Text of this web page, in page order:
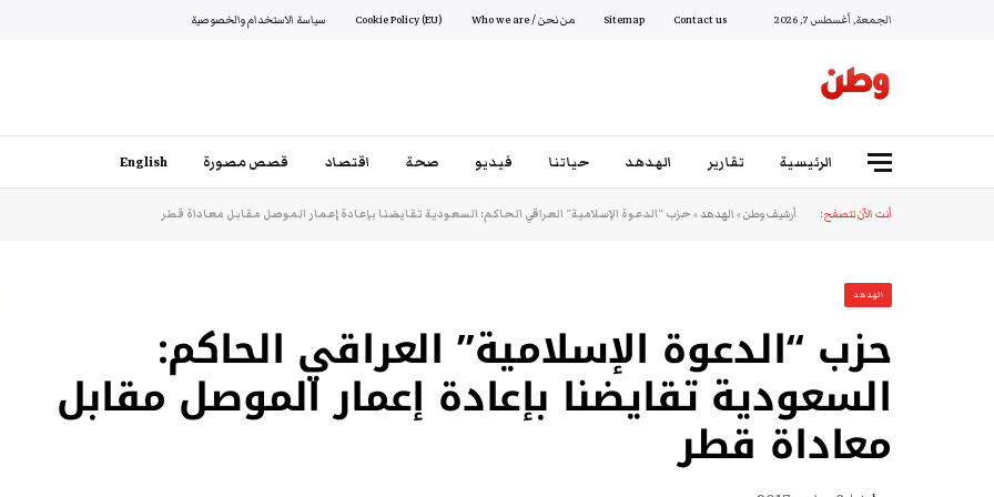
الجمعة, أغسطس 7, 2026 Contact us
Sitemap من نحن / Who we are Cookie Policy (EU) سياسة الاستخدام والخصوصية
الرئيسية تقارير الهدهد حياتنا فيديو صحة اقتصاد قصص مصورة English
أنت الآن تتصفح: أرشيف وطن»الهدهد»حزب “الدعوة الإسلامية” العراقي الحاكم: السعودية تقايضنا بإعادة إعمار الموصل مقابل معاداة قطر
الهدهد
حزب “الدعوة الإسلامية” العراقي الحاكم:
السعودية تقايضنا بإعادة إعمار الموصل مقابل
معاداة قطر